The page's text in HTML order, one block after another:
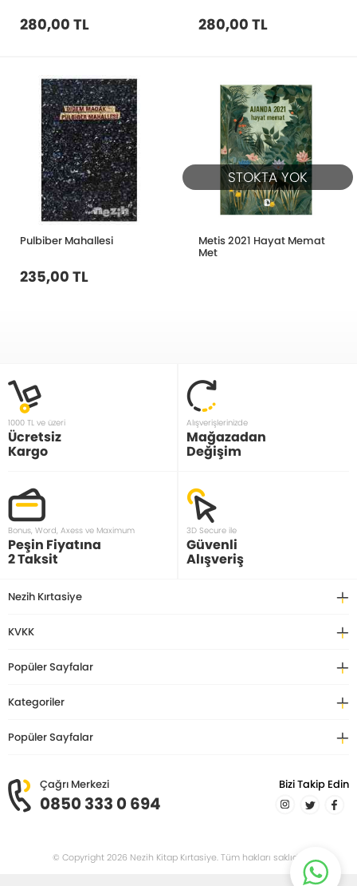
280,00 TL 280,00 TL
Pulbiber Mahallesi
235,00 TL
STOKTA YOK
Metis 2021 Hayat Memat
Met
1000 TL ve üzeri
Ücretsiz
Kargo
Alışverişlerinizde
Mağazadan
Değişim
Bonus, Word, Axess ve Maximum
Peşin Fiyatına
2 Taksit
3D Secure ile
Güvenli
Alışveriş
Nezih Kırtasiye
KVKK
Popüler Sayfalar
Kategoriler
Popüler Sayfalar
Çağrı Merkezi
0850 333 0 694
Bizi Takip Edin
© Copyright 2026 Nezih Kitap Kırtasiye. Tüm hakları saklıdır.